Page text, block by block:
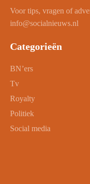
Voor tips, vragen of
info@socialnieuws.nl
Categorieën
BN’ers
Tv
Royalty
Politiek
Social media